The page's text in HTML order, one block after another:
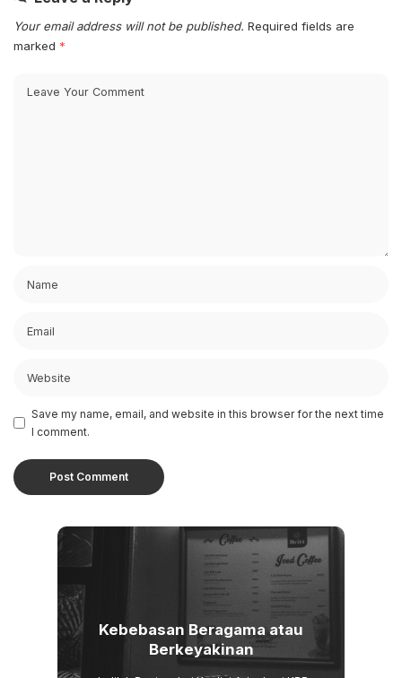
Your email address will not be published. Required fields are
marked *
Save my name, email, and website in this browser for the next time
I comment.
Kebebasan Beragama atau
Berkeyakinan